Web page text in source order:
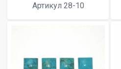
Артикул 28-10